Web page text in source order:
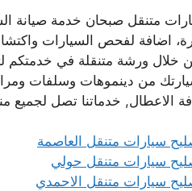
متنقل صبحان خدمة صيانة
اضافة لفحص السيارات
خلال ورشة متنقلة في خدمتكم
من دينموهات وسلفات
الاعطال, خدماتنا تصل لجميع
سيارات متنقل العاصمة
سيارات متنقل حولي
سيارات متنقل الاحمدي